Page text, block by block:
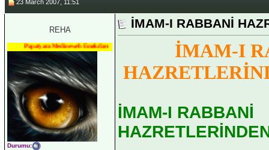
23 March 2007, 11:51
REHA
Papatyam Medineweb Emekdarı
Durumu:
İMAM-I RABBANİ
İMAM-I
İMAM-I RABBANİ